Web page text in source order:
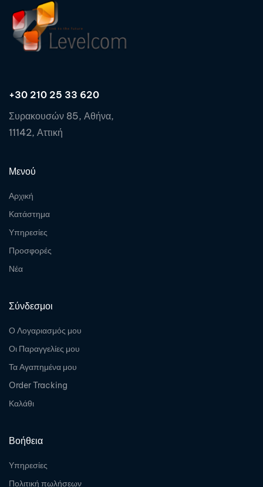
+30 210 25 33 620
Συρακουσών 85, Αθήνα,
11142, Αττική
Μενού
Αρχική
Κατάστημα
Υπηρεσίες
Προσφορές
Νέα
Σύνδεσμοι
Ο Λογαριασμός μου
Οι Παραγγελίες μου
Τα Αγαπημένα μου
Order Tracking
Καλάθι
Βοήθεια
Υπηρεσίες
Πολιτική πωλήσεων